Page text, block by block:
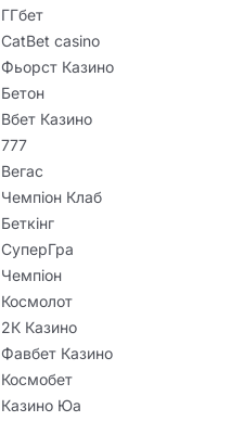
ГГбет
CatBet casino
Фьорст Казино
Бетон
Вбет Казино
777
Вегас
Чемпіон Клаб
Беткінг
СуперГра
Чемпіон
Космолот
2К Казино
Фавбет Казино
Космобет
Казино Юа